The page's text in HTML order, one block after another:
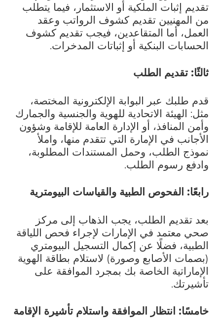
تقديم إثبات الملكية أو الاستثمار، فيما يتطلب
من المهنيين تقديم كشوف الرواتب وعقد
العمل، أما المتقاعدين، فيجب تقديم كشوف
الحسابات البنكية أو إثباتات المدخرات.
ثالثًا: تقديم الطلب
قدم طلبك عبر البوابة الإلكترونية المختصة،
مثل: الهيئة الاتحادية للهوية والجنسية والجمارك
وأمن المنافذ، أو الإدارة العامة للإقامة وشؤون
الأجانب في الإمارة التي تتقدم منها، واملأ
نموذج الطلب، وحمل المستندات المطلوبة،
وادفع رسوم الطلب.
رابعًا: الفحوص الطبية والقياسات البيومترية
بعد تقديم الطلب، يجب الذهاب إلى مركز
صحي معتمد في الإمارات لإجراء فحص اللياقة
الطبية، فضلًا عن إكمال التسجيل البيومتري
(بصمات الأصابع وصورة) لاستلام بطاقة الهوية
الإماراتية الخاصة بك بمجرد الموافقة على
تأشيرتك.
خامسًا: انتظار الموافقة واستلام تأشيرة الإقامة